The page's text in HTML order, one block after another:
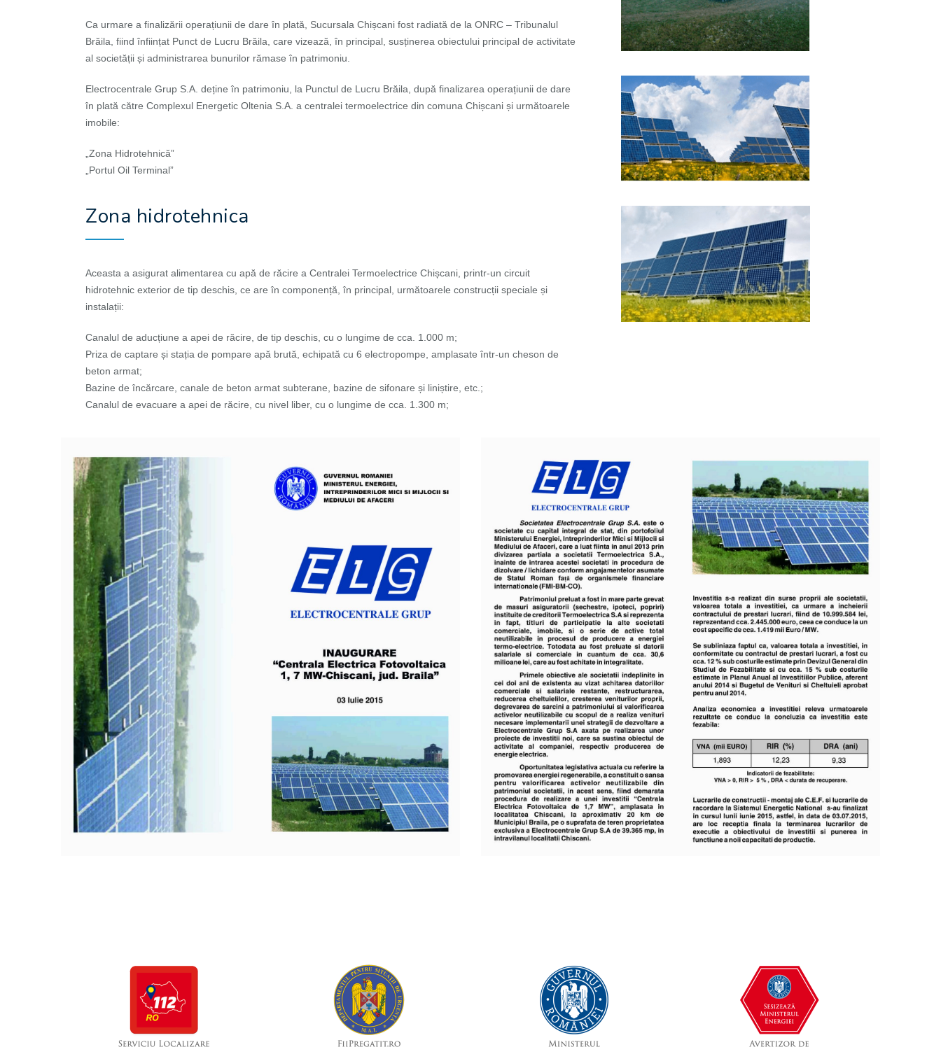
Ca urmare a finalizării operațiunii de dare în plată, Sucursala Chișcani fost radiată de la ONRC – Tribunalul
Brăila, fiind înființat Punct de Lucru Brăila, care vizează, în principal, susținerea obiectului principal de activitate
al societății și administrarea bunurilor rămase în patrimoniu.
Electrocentrale Grup S.A. deține în patrimoniu, la Punctul de Lucru Brăila, după finalizarea operațiunii de dare
în plată către Complexul Energetic Oltenia S.A. a centralei termoelectrice din comuna Chișcani și următoarele
imobile:
„Zona Hidrotehnică”
„Portul Oil Terminal”
Zona hidrotehnica
Aceasta a asigurat alimentarea cu apă de răcire a Centralei Termoelectrice Chișcani, printr-un circuit
hidrotehnic exterior de tip deschis, ce are în componență, în principal, următoarele construcții speciale și
instalații:
Canalul de aducțiune a apei de răcire, de tip deschis, cu o lungime de cca. 1.000 m;
Priza de captare și stația de pompare apă brută, echipată cu 6 electropompe, amplasate într-un cheson de
beton armat;
Bazine de încărcare, canale de beton armat subterane, bazine de sifonare și liniștire, etc.;
Canalul de evacuare a apei de răcire, cu nivel liber, cu o lungime de cca. 1.300 m;